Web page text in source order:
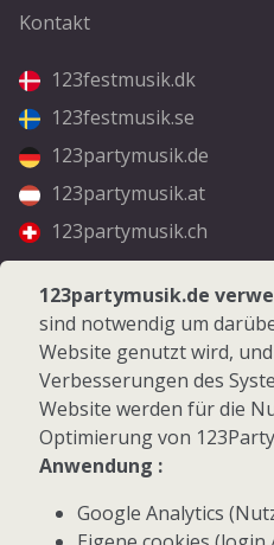
Kontakt
123festmusik.dk
123festmusik.se
123partymusik.de
123partymusik.at
123partymusik.ch
Folgen Sie uns
Facebook
Instagram
© 2026 123Partymusik.de
123partymusik.de
sind notwendig um
Website genutzt wird,
Verbesserungen des
Website werden für die
Optimierung von
Anwendung :
Google Analytics